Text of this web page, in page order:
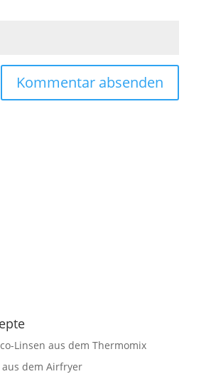
Linsen aus dem Thermomix
dem Airfryer